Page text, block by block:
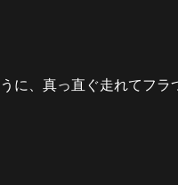
に、真っ直ぐ走れてフラ